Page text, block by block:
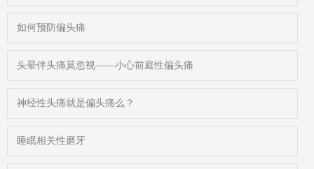
如何预防偏头痛
头晕伴头痛莫忽视——小心前庭性偏头痛
神经性头痛就是偏头痛么？
睡眠相关性磨牙